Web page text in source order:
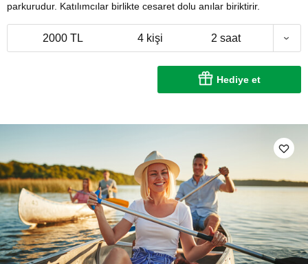
parkurudur. Katılımcılar birlikte cesaret dolu anılar biriktirir.
2000 TL 4 kişi 2 saat
Hediye et